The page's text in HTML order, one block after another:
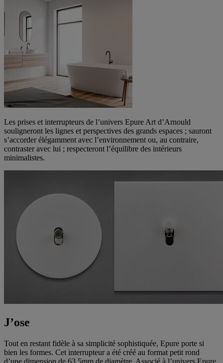
Les prises et interrupteurs de l’univers Epure Art d’Arnould
souligneront les lignes et perspectives des grands espaces ; sauront
s’accorder élégamment avec l’environnement ou, au contraire,
contraster avec lui ; respecteront l’équilibre des intérieurs
minimalistes.
J’ose
Tout en restant fidèle à sa simplicité sophistiquée, Epure porte si
bien les formes. Cet interrupteur a été créé au format petit rond
d’une dimension de 63.5mm de diamètre. Associé à l’univers Epure